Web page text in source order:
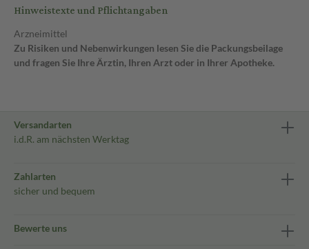
Hinweistexte und Pflichtangaben
Arzneimittel
Zu Risiken und Nebenwirkungen lesen Sie die Packungsbeilage
und fragen Sie Ihre Ärztin, Ihren Arzt oder in Ihrer Apotheke.
Versandarten
i.d.R. am nächsten Werktag
Zahlarten
sicher und bequem
Bewerte uns